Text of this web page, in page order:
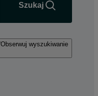
Szukaj
Obserwuj wyszukiwanie